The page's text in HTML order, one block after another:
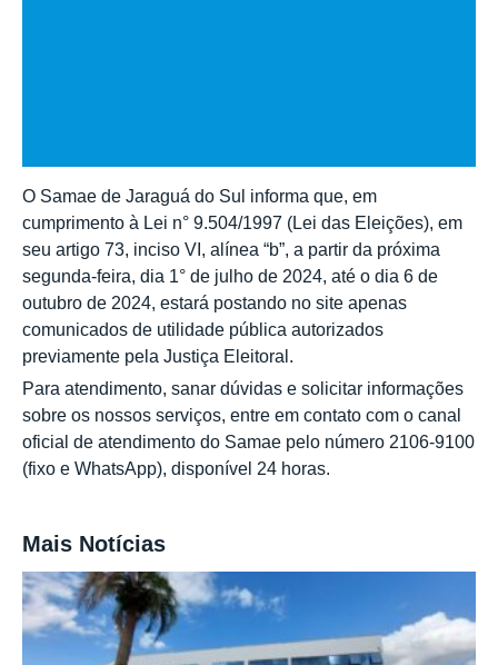
O Samae de Jaraguá do Sul informa que, em
cumprimento à Lei n° 9.504/1997 (Lei das Eleições), em
seu artigo 73, inciso VI, alínea “b”, a partir da próxima
segunda-feira, dia 1° de julho de 2024, até o dia 6 de
outubro de 2024, estará postando no site apenas
comunicados de utilidade pública autorizados
previamente pela Justiça Eleitoral.
Para atendimento, sanar dúvidas e solicitar informações
sobre os nossos serviços, entre em contato com o canal
oficial de atendimento do Samae pelo número 2106-9100
(fixo e WhatsApp), disponível 24 horas.
Mais Notícias